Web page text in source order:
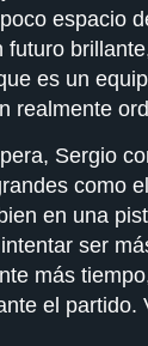
espacio
es un
realmente
Sergio
como
en una
ser
más
el